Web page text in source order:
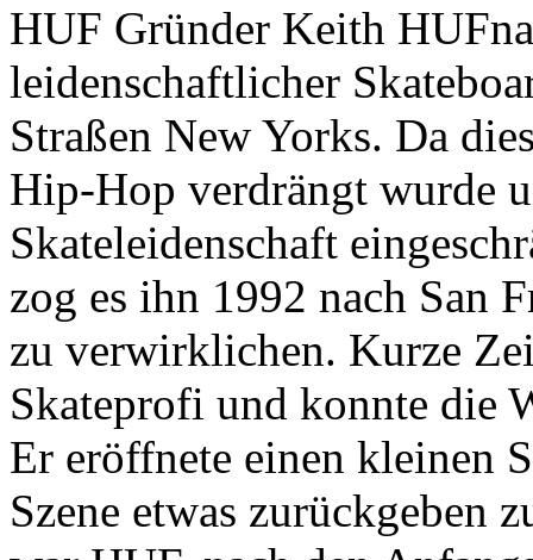
HUF Gründer Keith
leidenschaftlicher
Straßen New Yorks. Da
Hip-Hop verdrängt wurde
Skateleidenschaft
zog es ihn 1992 nach San
zu verwirklichen. Kurze
Skateprofi und konnte die
Er eröffnete einen kleinen
Szene etwas zurückgeben